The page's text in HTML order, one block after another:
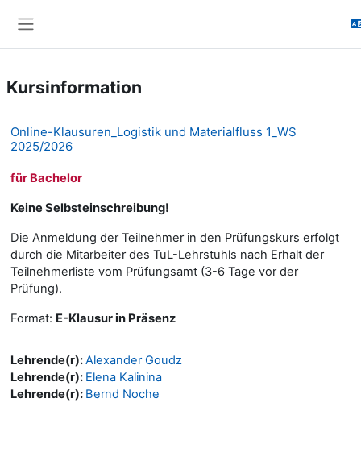
Kursinformation
Online-Klausuren_Logistik und Materialfluss 1_WS
2025/2026
für Bachelor
Keine Selbsteinschreibung!
Die Anmeldung der Teilnehmer in den Prüfungskurs erfolgt
durch die Mitarbeiter des TuL-Lehrstuhls nach Erhalt der
Teilnehmerliste vom Prüfungsamt (3-6 Tage vor der
Prüfung).
Format: E-Klausur in Präsenz
Lehrende(r):Alexander Goudz
Lehrende(r): Elena Kalinina
Lehrende(r): Bernd Noche